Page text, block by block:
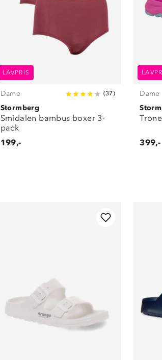
LAVPRIS
Dame (37)
Stormberg
Smidalen bambus boxer 3-
pack
199,-
Dame
399,-